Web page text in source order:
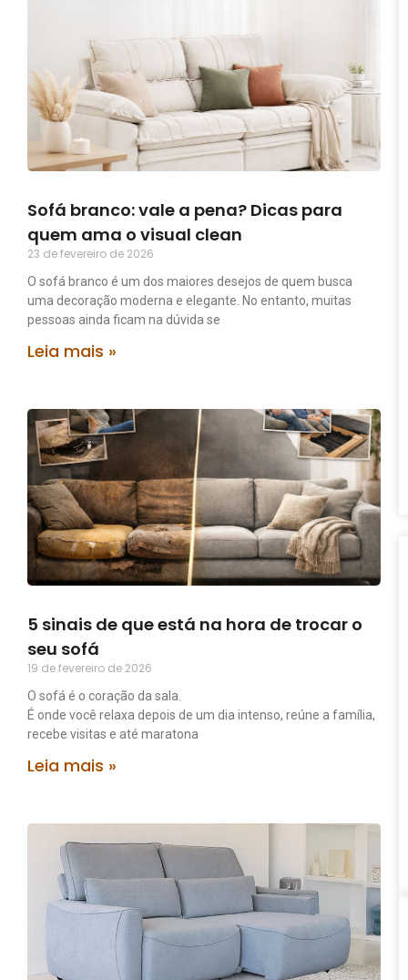
Sofá branco: vale a pena? Dicas para
quem ama o visual clean
23 de fevereiro de 2026
O sofá branco é um dos maiores desejos de quem busca
uma decoração moderna e elegante. No entanto, muitas
pessoas ainda ficam na dúvida se
Leia mais »
5 sinais de que está na hora de trocar o
seu sofá
19 de fevereiro de 2026
O sofá é o coração da sala.
É onde você relaxa depois de um dia intenso, reúne a família,
recebe visitas e até maratona
Leia mais »